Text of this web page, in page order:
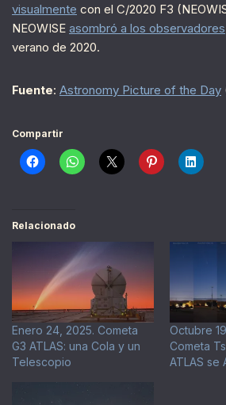
visualmente con el C/2020 F3
NEOWISE asombró a los observadores
verano de 2020.
Fuente: Astronomy Picture of the Day
Compartir
Relacionado
Enero 24, 2025. Cometa
G3 ATLAS: una Cola y un
Telescopio
Octubre
Cometa
ATLAS se